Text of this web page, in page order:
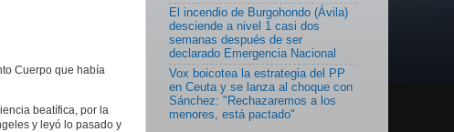
Cuerpo que había
beatífica, por la
y leyó lo pasado y
El incendio de Burgohondo (Ávila)
desciende a nivel 1 casi dos
semanas después de ser
declarado Emergencia Nacional
Vox boicotea la estrategia del PP
en Ceuta y se lanza al choque con
Sánchez: "Rechazaremos a los
menores, está pactado"